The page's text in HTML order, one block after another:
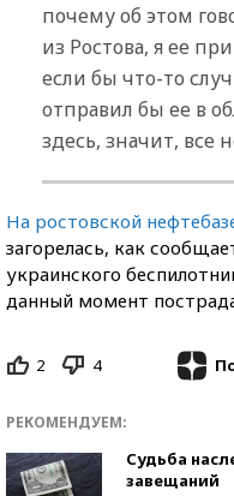
почему об этом
из Ростова, я ее
если бы что-то
отправил бы ее в
здесь, значит, все
На ростовской
загорелась, как
украинского
данный момент
2 4
РЕКОМЕНДУЕМ:
Судьба
завещаний